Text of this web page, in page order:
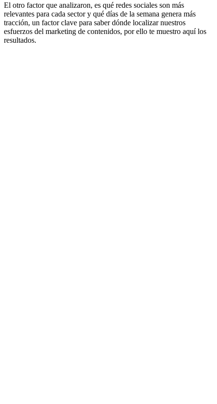
El otro factor que analizaron, es qué redes sociales son más
relevantes para cada sector y qué días de la semana genera más
tracción, un factor clave para saber dónde localizar nuestros
esfuerzos del marketing de contenidos, por ello te muestro aquí los
resultados.